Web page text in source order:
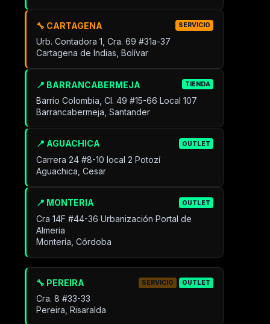
🔧 CARTAGENA SERVICIO
Urb. Contadora 1, Cra. 69 #31a-37
Cartagena de Indias, Bolívar
📍 BARRANCABERMEJA TIENDA
Barrio Colombia, Cl. 49 #15-66 Local 107
Barrancabermeja, Santander
📍 AGUACHICA OUTLET
Carrera 24 #8-10 local 2 Potozí
Aguachica, Cesar
📍 MONTERIA OUTLET
Cra 14F #44-36 Urbanización Portal de
Almeria
Montería, Córdoba
🔧 PEREIRA SERVICIO OUTLET
Cra. 8 #33-33
Pereira, Risaralda